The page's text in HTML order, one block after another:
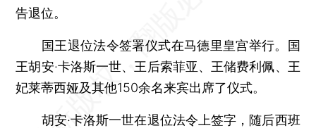
告退位。
国王退位法令签署仪式在马德里皇宫举行。国
王胡安·卡洛斯一世、王后索菲亚、王储费利佩、王
妃莱蒂西娅及其他150余名来宾出席了仪式。
胡安·卡洛斯一世在退位法令上签字，随后西班